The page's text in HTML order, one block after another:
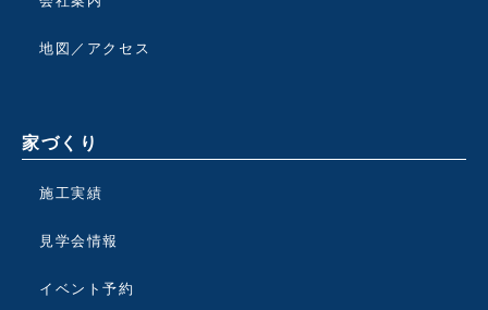
地図／アクセス
家づくり
施工実績
見学会情報
イベント予約